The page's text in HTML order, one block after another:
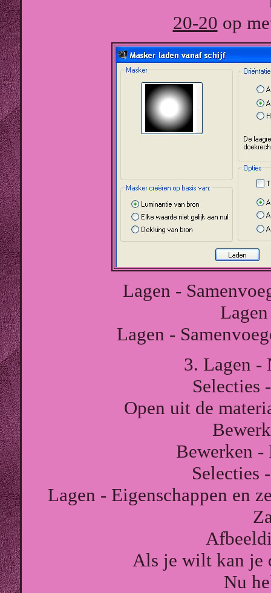
20-20 op
Lagen -
Lagen -
3. Lagen -
Selecties
Open uit de
Bewerken -
Selecties
Lagen - Eigenschappen en
Als je wilt kan je
Nu